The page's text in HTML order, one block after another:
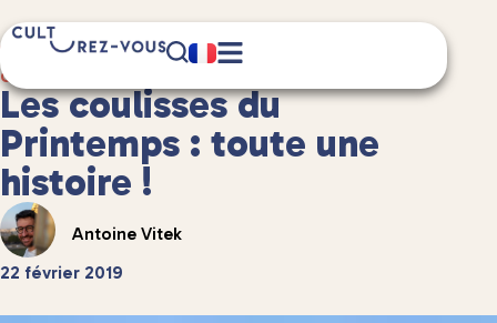
Culture
5 minute(s) de lecture
Les coulisses du
Printemps : toute une
histoire !
Antoine Vitek
22 février 2019